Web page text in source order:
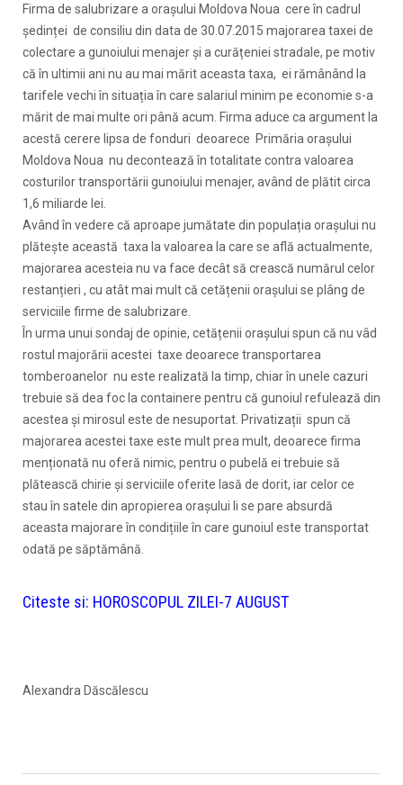
Firma de salubrizare a orașului Moldova Noua cere în cadrul
ședinței de consiliu din data de 30.07.2015 majorarea taxei de
colectare a gunoiului menajer și a curățeniei stradale, pe motiv
că în ultimii ani nu au mai mărit aceasta taxa, ei rămânând la
tarifele vechi în situația în care salariul minim pe economie s-a
mărit de mai multe ori până acum. Firma aduce ca argument la
acestă cerere lipsa de fonduri deoarece Primăria orașului
Moldova Noua nu decontează în totalitate contra valoarea
costurilor transportării gunoiului menajer, având de plătit circa
1,6 miliarde lei.
Având în vedere că aproape jumătate din populația orașului nu
plătește această taxa la valoarea la care se află actualmente,
majorarea acesteia nu va face decât să crească numărul celor
restanțieri , cu atât mai mult că cetățenii orașului se plâng de
serviciile firme de salubrizare.
În urma unui sondaj de opinie, cetățenii orașului spun că nu vâd
rostul majorării acestei taxe deoarece transportarea
tomberoanelor nu este realizată la timp, chiar în unele cazuri
trebuie să dea foc la containere pentru că gunoiul refulează din
acestea și mirosul este de nesuportat. Privatizații spun că
majorarea acestei taxe este mult prea mult, deoarece firma
menționată nu oferă nimic, pentru o pubelă ei trebuie să
plătească chirie și serviciile oferite lasă de dorit, iar celor ce
stau în satele din apropierea orașului li se pare absurdă
aceasta majorare în condițiile în care gunoiul este transportat
odată pe săptămână.
Citeste si: HOROSCOPUL ZILEI-7 AUGUST
Alexandra Dăscălescu